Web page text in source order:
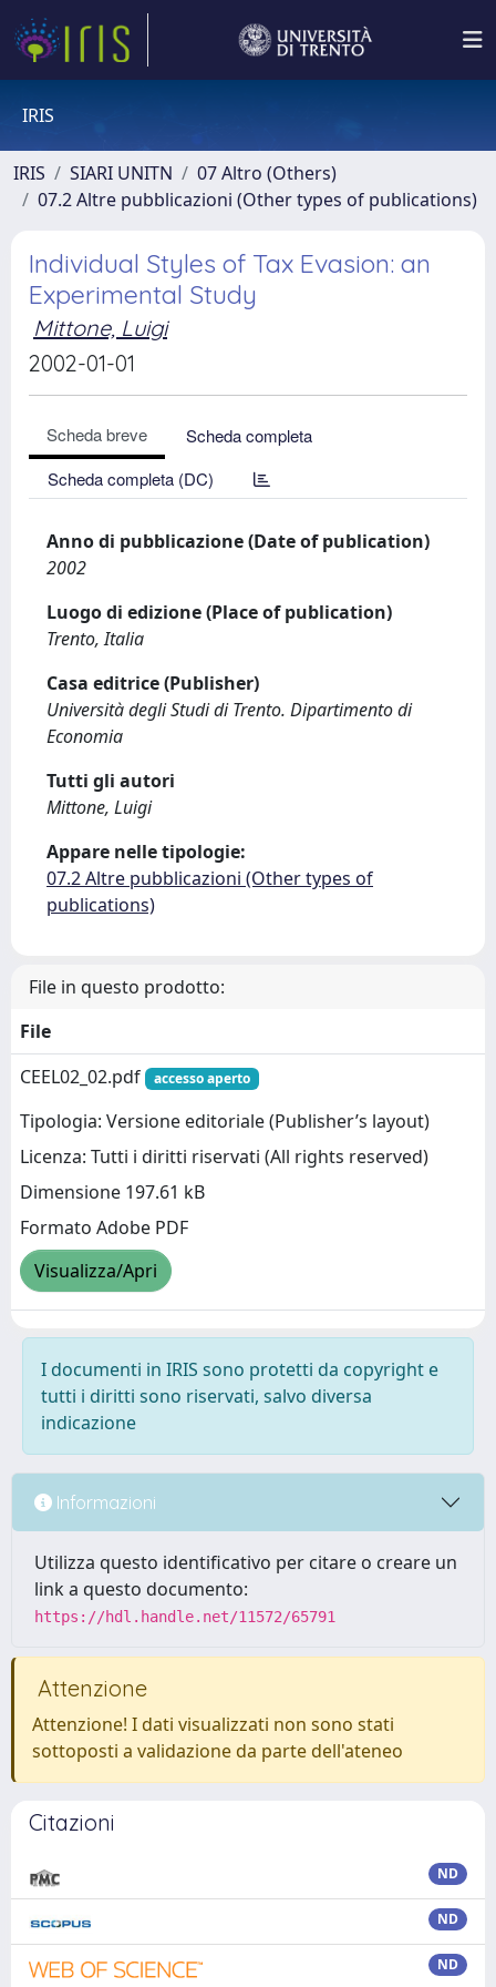
IRIS
IRIS SIARI UNITN
07 Altro (Others)
07.2 Altre pubblicazioni (Other types of publications)
Individual Styles of Tax Evasion: an
Experimental Study
Mittone, Luigi
2002-01-01
Scheda breve
Scheda completa
Scheda completa (DC)
Anno di pubblicazione (Date of publication)
2002
Luogo di edizione (Place of publication)
Trento, Italia
Casa editrice (Publisher)
Università degli Studi di Trento. Dipartimento di
Economia
Tutti gli autori
Mittone, Luigi
Appare nelle tipologie:
07.2 Altre pubblicazioni (Other types of
publications)
File in questo prodotto:
File
CEEL02_02.pdf
accesso aperto
Tipologia: Versione editoriale (Publisher’s layout)
Licenza: Tutti i diritti riservati (All rights reserved)
Dimensione 197.61 kB
Formato Adobe PDF
Visualizza/Apri
I documenti in IRIS sono protetti da copyright e
tutti i diritti sono riservati, salvo diversa
indicazione
Informazioni
Utilizza questo identificativo per citare o creare un
link a questo documento:
https://hdl.handle.net/11572/65791
Attenzione
Attenzione! I dati visualizzati non sono stati
sottoposti a validazione da parte dell'ateneo
Citazioni
ND
ND
ND